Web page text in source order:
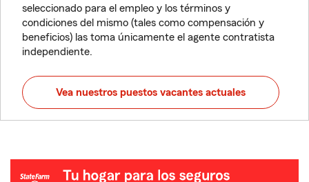
seleccionado para el empleo y los términos y
condiciones del mismo (tales como compensación y
beneficios) las toma únicamente el agente contratista
independiente.
Vea nuestros puestos vacantes actuales